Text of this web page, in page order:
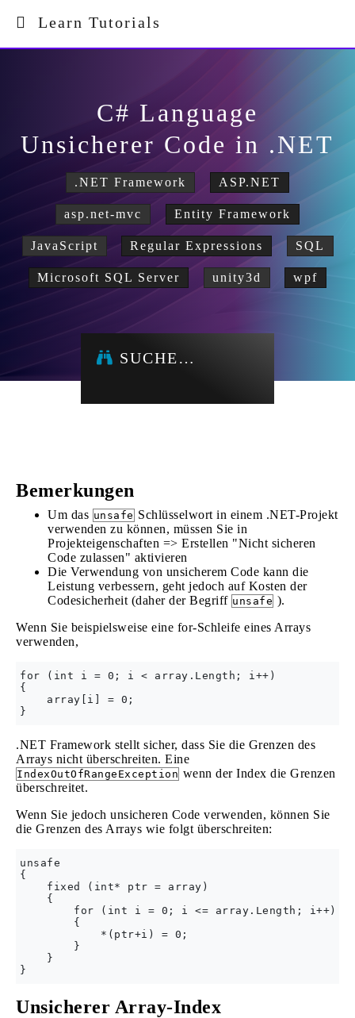
Learn Tutorials
C# Language
Unsicherer Code in .NET
.NET Framework ASP.NET
asp.net-mvc Entity Framework
JavaScript Regular Expressions SQL
Microsoft SQL Server unity3d wpf
SUCHE…
Bemerkungen
Um das unsafe Schlüsselwort in einem .NET-Projekt
verwenden zu können, müssen Sie in
Projekteigenschaften => Erstellen "Nicht sicheren
Code zulassen" aktivieren
Die Verwendung von unsicherem Code kann die
Leistung verbessern, geht jedoch auf Kosten der
Codesicherheit (daher der Begriff unsafe ).
Wenn Sie beispielsweise eine for-Schleife eines Arrays
verwenden,
for (int i = 0; i < array.Length; i++)
{
    array[i] = 0;
.NET Framework stellt sicher, dass Sie die Grenzen des
Arrays nicht überschreiten. Eine
IndexOutOfRangeException wenn der Index die Grenzen
überschreitet.
Wenn Sie jedoch unsicheren Code verwenden, können Sie
die Grenzen des Arrays wie folgt überschreiten:
unsafe
{
    fixed (int* ptr = array)
    {
        for (int i = 0; i <= array.Length; i++)
        {
            *(ptr+i) = 0;
        }
    }
Unsicherer Array-Index